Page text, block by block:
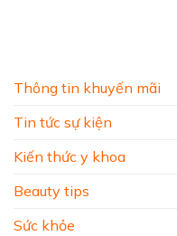
Thông tin khuyến mãi
Tin tức sự kiện
Kiến thức y khoa
Beauty tips
Sức khỏe